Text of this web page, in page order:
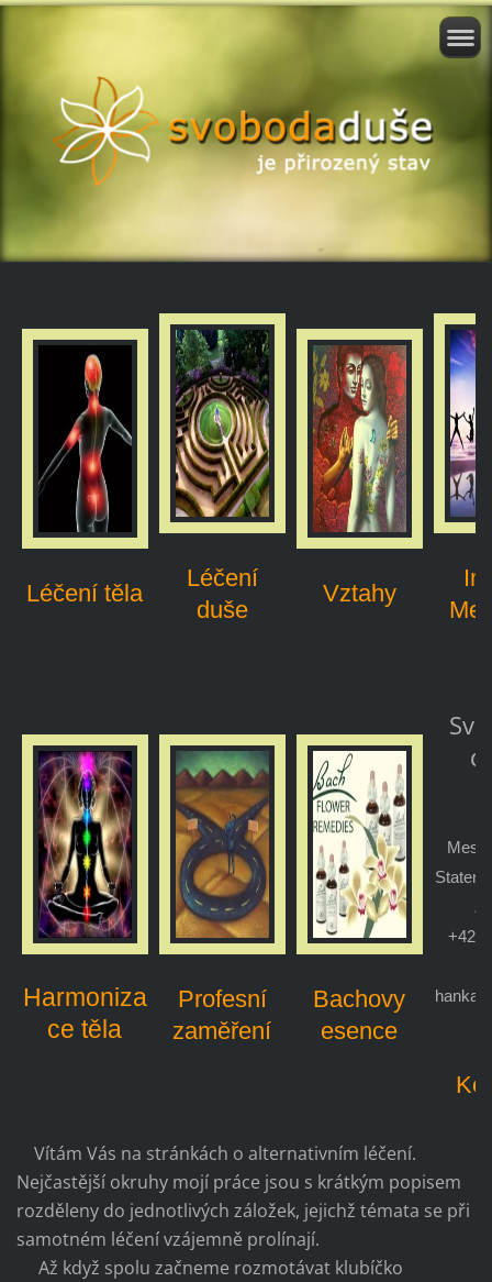
Léčení těla
Léčení
duše
Vztahy
Harmoniza
ce těla
Profesní
zaměření
Bachovy
esence
+420
Vítám Vás na stránkách o alternativním léčení.
Nejčastější okruhy mojí práce jsou s krátkým popisem
rozděleny do jednotlivých záložek, jejichž témata se při
samotném léčení vzájemně prolínají.
Až když spolu začneme rozmotávat klubíčko